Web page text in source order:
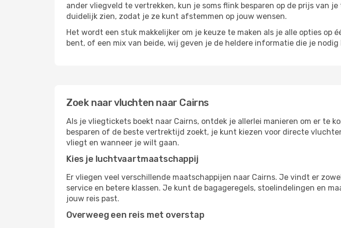
ander vliegveld te vertrekken, kun je soms flink besparen op de prijs van
duidelijk zien, zodat je ze kunt afstemmen op jouw wensen.
Het wordt een stuk makkelijker om je keuze te maken als je alle opties op
bent, of een mix van beide, wij geven je de heldere informatie die je
Zoek naar vluchten naar Cairns
Als je vliegtickets boekt naar Cairns, ontdek je allerlei manieren om er te
besparen of de beste vertrektijd zoekt, je kunt kiezen voor directe
vliegt en wanneer je wilt gaan.
Kies je luchtvaartmaatschappij
Er vliegen veel verschillende maatschappijen naar Cairns. Je vindt er
service en betere klassen. Je kunt de bagageregels, stoelindelingen en
jouw reis past.
Overweeg een reis met overstap